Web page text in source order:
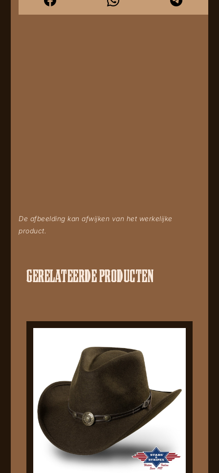
De afbeelding kan afwijken van het werkelijke
product.
GERELATEERDE PRODUCTEN